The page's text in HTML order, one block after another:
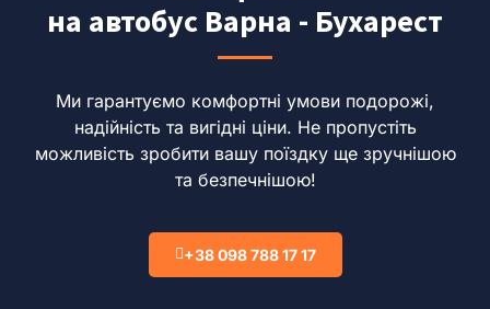
на автобус Варна - Бухарест
Ми гарантуємо комфортні умови подорожі,
надійність та вигідні ціни. Не пропустіть
можливість зробити вашу поїздку ще зручнішою
та безпечнішою!
+38 098 788 17 17